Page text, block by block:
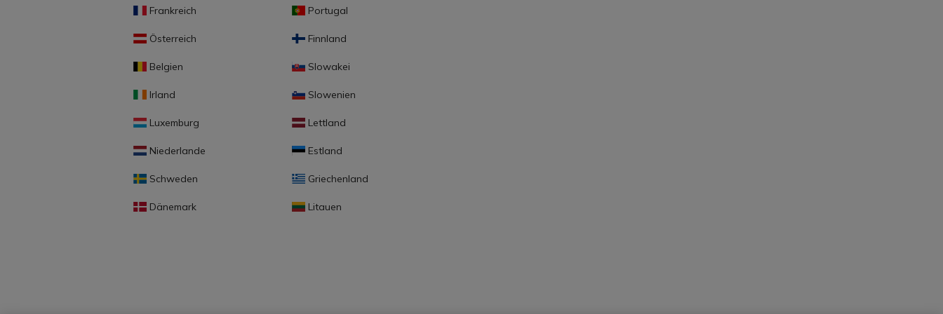
Frankreich
Österreich
Belgien
Irland
Luxemburg
Niederlande
Schweden
Dänemark
Portugal
Finnland
Slowakei
Slowenien
Lettland
Estland
Griechenland
Litauen